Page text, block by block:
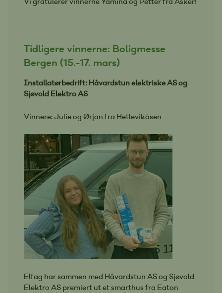
Tidligere vinnerne: Boligmesse
Bergen (15.-17. mars)
Installatørbedrift: Håvardstun elektriske AS og
Sjøvold Elektro AS
Vinnere: Julie og Ørjan fra Hetlevikåsen
Elfag har sammen med Håvardstun AS og Sjøvold
Elektro AS premiert ut et smarthus fra Eaton